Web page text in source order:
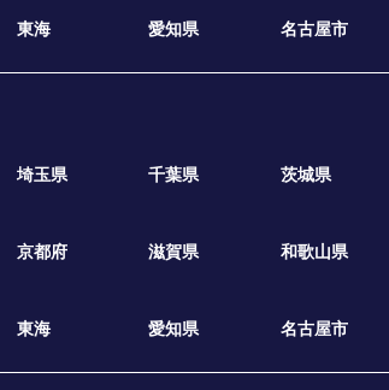
東海 愛知県 名古屋市
埼玉県 千葉県 茨城県
京都府 滋賀県 和歌山県
東海 愛知県 名古屋市